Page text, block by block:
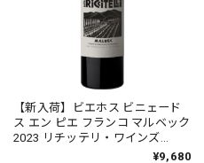
【新入荷】ビエホス ビニェード
ス エン ピエ フランコ マルベック
2023 リチッテリ・ワインズ
¥9,680